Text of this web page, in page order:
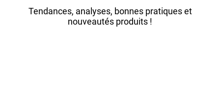
Tendances, analyses, bonnes pratiques et
nouveautés produits !